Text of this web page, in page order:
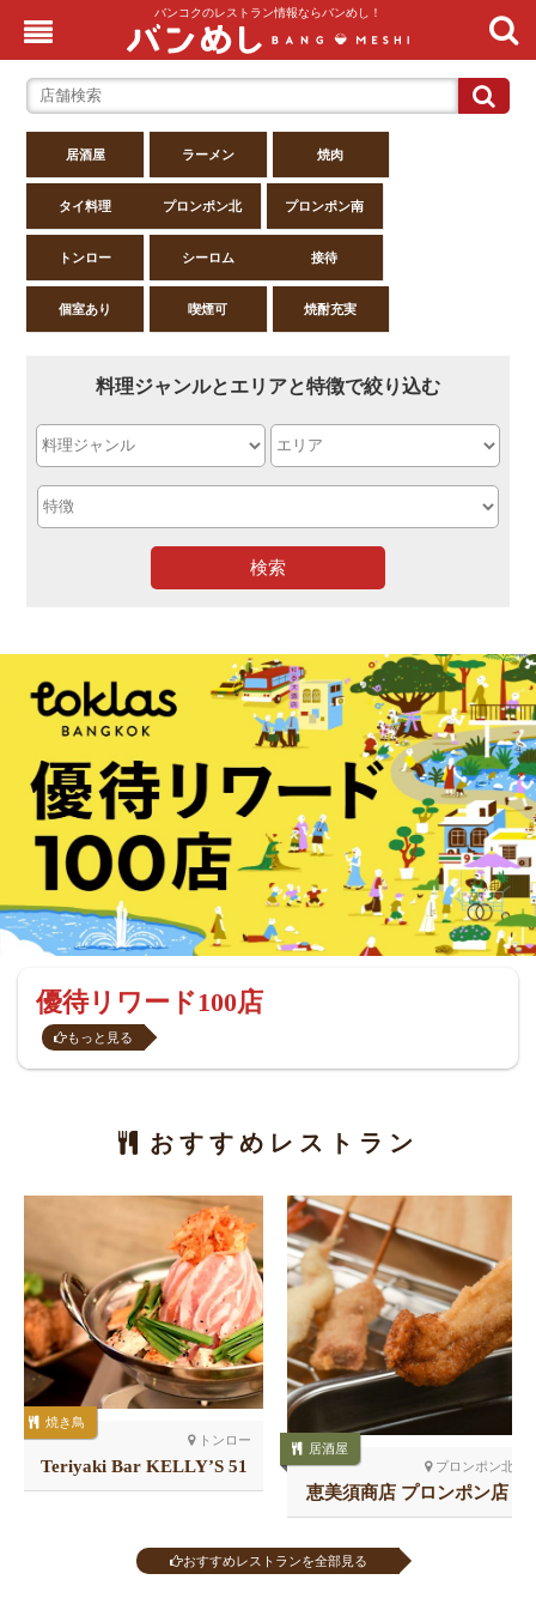
バンコクのレストラン情報ならバンめし！
居酒屋 ラーメン 焼肉
タイ料理 プロンポン北 プロンポン南
トンロー シーロム 接待
個室あり 喫煙可 焼酎充実
料理ジャンルとエリアと特徴で絞り込む
検索
おすすめレストラン
トンロー
焼き鳥
Teriyaki Bar KELLY’S 51
店
プロンポン北
居酒屋
恵美須商店 プロンポン店
おすすめレストランを全部見る